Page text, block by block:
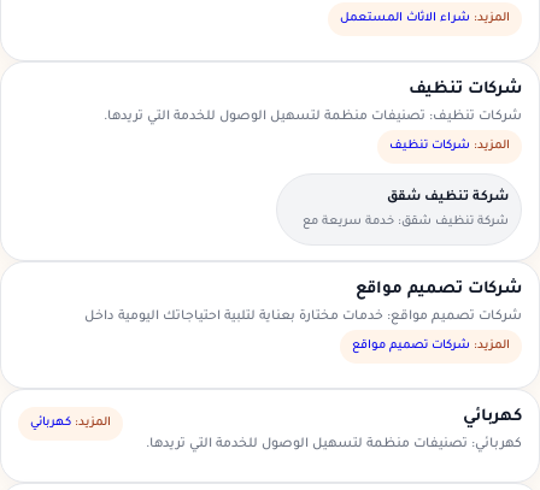
المزيد: شراء الاثاث المستعمل
شركات تنظيف
شركات تنظيف: تصنيفات منظمة لتسهيل الوصول للخدمة التي تريدها.
المزيد: شركات تنظيف
شركة تنظيف شقق
شركة تنظيف شقق: خدمة سريعة مع
تواصل مباشر ومعاينة حسب الحاجة.
شركات تصميم مواقع
شركات تصميم مواقع: خدمات مختارة بعناية لتلبية احتياجاتك اليومية داخل
السعودية.
المزيد: شركات تصميم مواقع
كهربائي
كهربائي: تصنيفات منظمة لتسهيل الوصول للخدمة التي تريدها.
المزيد: كهربائي